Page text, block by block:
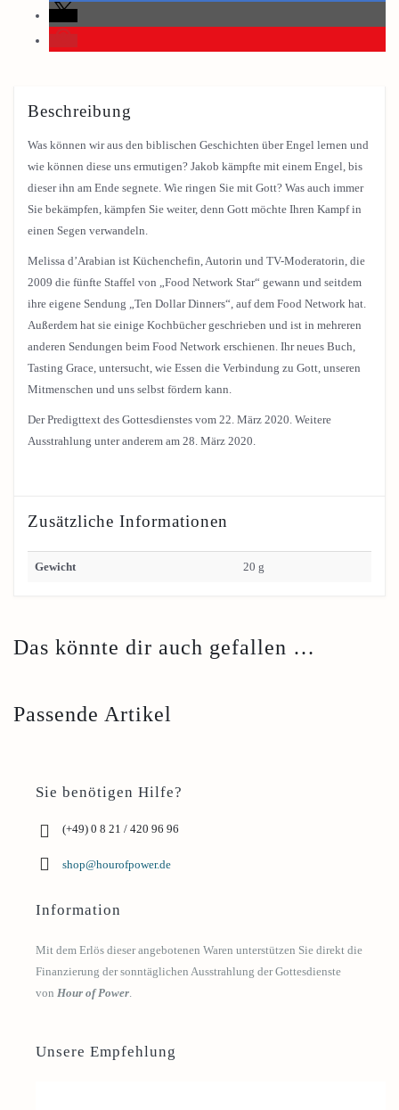
Beschreibung
Was können wir aus den biblischen Geschichten über Engel lernen und
wie können diese uns ermutigen? Jakob kämpfte mit einem Engel, bis
dieser ihn am Ende segnete. Wie ringen Sie mit Gott? Was auch immer
Sie bekämpfen, kämpfen Sie weiter, denn Gott möchte Ihren Kampf in
einen Segen verwandeln.
Melissa d’Arabian ist Küchenchefin, Autorin und TV-Moderatorin, die
2009 die fünfte Staffel von „Food Network Star“ gewann und seitdem
ihre eigene Sendung „Ten Dollar Dinners“, auf dem Food Network hat.
Außerdem hat sie einige Kochbücher geschrieben und ist in mehreren
anderen Sendungen beim Food Network erschienen. Ihr neues Buch,
Tasting Grace, untersucht, wie Essen die Verbindung zu Gott, unseren
Mitmenschen und uns selbst fördern kann.
Der Predigttext des Gottesdienstes vom 22. März 2020. Weitere
Ausstrahlung unter anderem am 28. März 2020.
Zusätzliche Informationen
Gewicht 20 g
Das könnte dir auch gefallen …
Passende Artikel
Sie benötigen Hilfe?
(+49) 0 8 21 / 420 96 96
shop@hourofpower.de
Information
Mit dem Erlös dieser angebotenen Waren unterstützen Sie direkt die
Finanzierung der sonntäglichen Ausstrahlung der Gottesdienste
von Hour of Power
Unsere Empfehlung